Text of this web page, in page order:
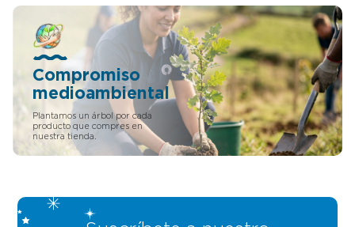
Compromiso
medioambiental
Plantamos un árbol por cada
producto que compres en
nuestra tienda.